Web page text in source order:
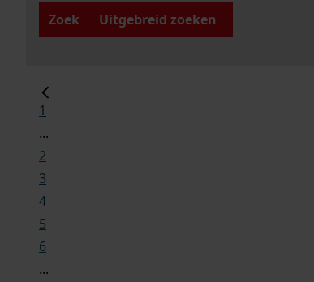
Zoek
Uitgebreid zoeken
1
...
2
3
4
5
6
...